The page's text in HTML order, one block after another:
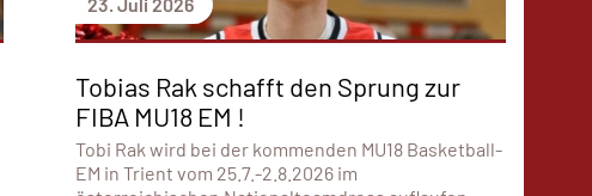
Tobias Rak schafft den Sprung zur
FIBA MU18 EM !
Tobi Rak wird bei der kommenden MU18 Basketball-
EM in Trient vom 25.7.-2.8.2026 im